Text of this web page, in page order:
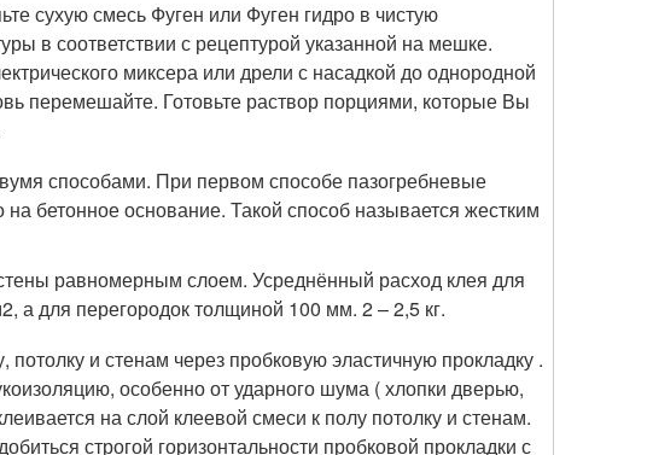
сухую смесь Фуген или Фуген гидро в чистую
в соответствии с рецептурой указанной на мешке.
миксера или дрели с насадкой до однородной
перемешайте. Готовьте раствор порциями, которые Вы
способами. При первом способе пазогребневые
бетонное основание. Такой способ называется жестким
равномерным слоем. Усреднённый расход клея для
а для перегородок толщиной 100 мм. 2 – 2,5 кг.
и стенам через пробковую эластичную прокладку .
особенно от ударного шума ( хлопки дверью,
на слой клеевой смеси к полу потолку и стенам.
строгой горизонтальности пробковой прокладки с